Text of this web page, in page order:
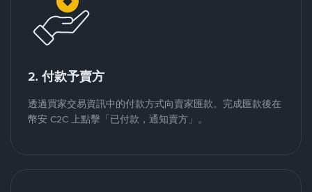
2. 付款予賣方
透過買家交易資訊中的付款方式向賣家匯款。完成匯款後在
幣安 C2C 上點擊「已付款，通知賣方」。